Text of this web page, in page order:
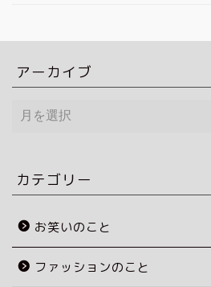
アーカイブ
ア
ー
ブ
カテゴリー
お笑いのこと
ファッションのこと